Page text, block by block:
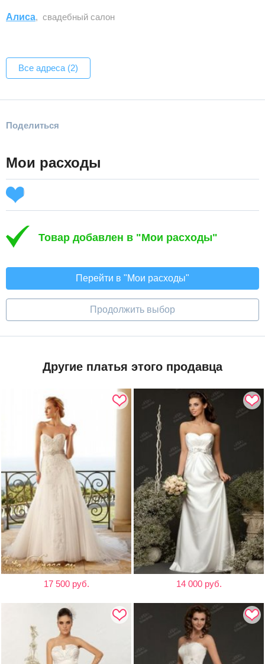
Алиса, свадебный салон
Все адреса (2)
Поделиться
Мои расходы
Товар добавлен в "Мои расходы"
Перейти в "Мои расходы"
Продолжить выбор
Другие платья этого продавца
17 500 руб. 14 000 руб.